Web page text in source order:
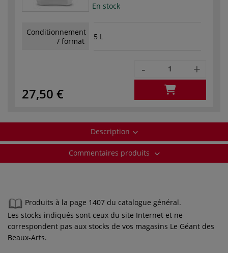
En stock
Conditionnement
/ format
5 L
27,50 €
- +
Description
Commentaires produits
Produits à la page 1407 du catalogue général.
Les stocks indiqués sont ceux du site Internet et ne
correspondent pas aux stocks de vos magasins Le Géant des
Beaux-Arts.